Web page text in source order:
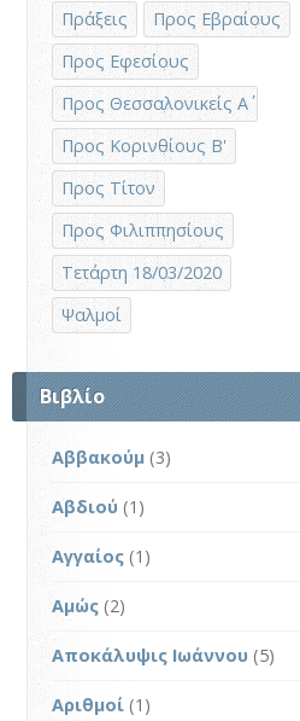
Πράξεις
Προς Εβραίους
Προς Εφεσίους
Προς Θεσσαλονικείς Α΄
Προς Κορινθίους Β'
Προς Τίτον
Προς Φιλιππησίους
Τετάρτη 18/03/2020
Ψαλμοί
Βιβλίο
Αββακούμ (3)
Αβδιού (1)
Αγγαίος (1)
Αμώς (2)
Αποκάλυψις Ιωάννου (5)
Αριθμοί (1)